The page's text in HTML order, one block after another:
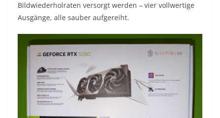
Bildwiederholraten versorgt werden – vier vollwertige
Ausgänge, alle sauber aufgereiht.